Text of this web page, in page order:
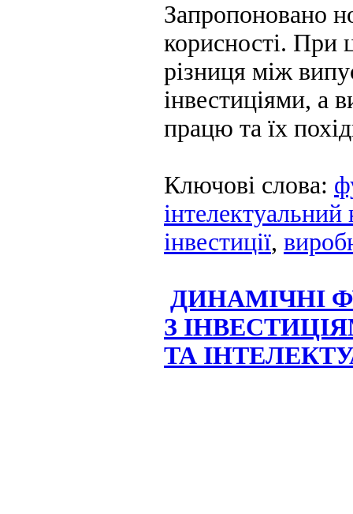
Запропоновано
корисності. При
різниця між
інвестиціями, а
працю та їх
Ключові слова:
інтелектуальний
інвестиції,
ДИНАМІЧНІ
З
ТА